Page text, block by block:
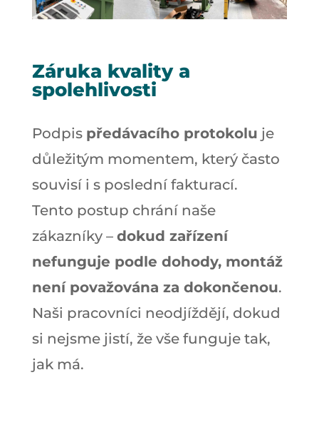
Záruka kvality a
spolehlivosti
Podpis předávacího protokolu je
důležitým momentem, který často
souvisí i s poslední fakturací.
Tento postup chrání naše
zákazníky – dokud zařízení
nefunguje podle dohody, montáž
není považována za dokončenou.
Naši pracovníci neodjíždějí, dokud
si nejsme jistí, že vše funguje tak,
jak má.